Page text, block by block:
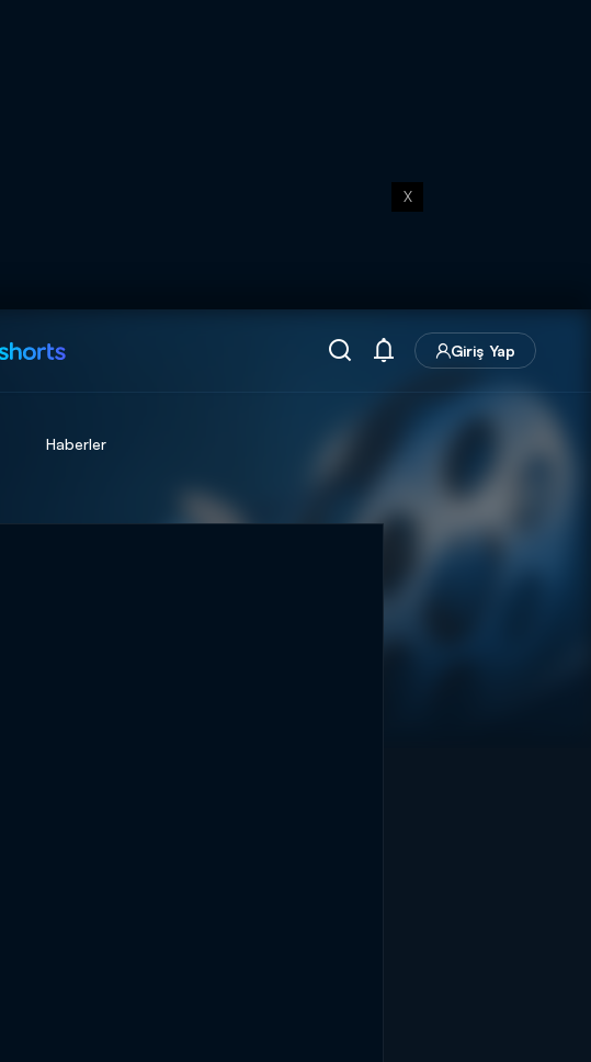
X
Giriş Yap
Haberler